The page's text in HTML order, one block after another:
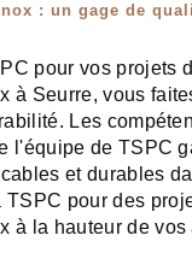
: un gage de
pour vos projets
à Seurre, vous
Les
l'équipe de TSPC
et durables
TSPC pour des
à la hauteur de vos